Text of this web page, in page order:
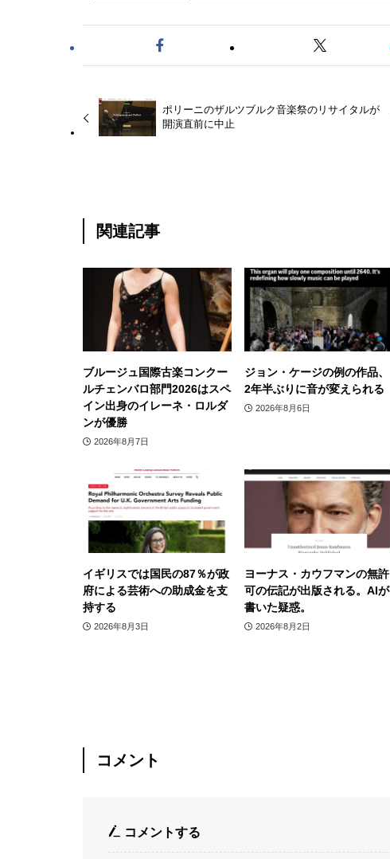
ポリーニのザルツブルク音楽祭のリサイタルが
開演直前に中止
関連記事
ブルージュ国際古楽コンクー
ルチェンバロ部門2026はスペ
イン出身のイレーネ・ロルダ
ンが優勝
2026年8月7日
ジョン・ケージの例の作品、
2年半ぶりに音が変えられる
2026年8月6日
イギリスでは国民の87％が政
府による芸術への助成金を支
持する
2026年8月3日
ヨーナス・カウフマンの無許
可の伝記が出版される。AIが
書いた疑惑。
2026年8月2日
コメント
コメントする